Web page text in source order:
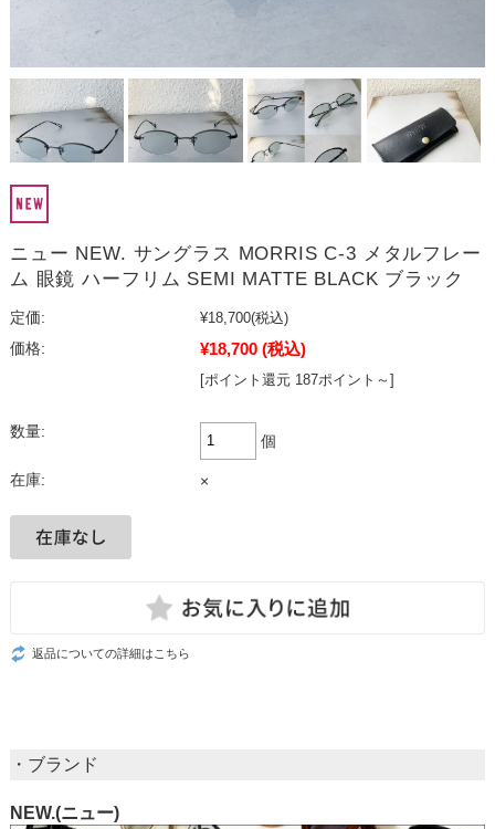
ニュー NEW. サングラス MORRIS C-3 メタルフレー
ム 眼鏡 ハーフリム SEMI MATTE BLACK ブラック
定価: ¥18,700(税込)
価格:
¥18,700 (税込)
[ポイント還元 187ポイント～]
数量:
個
在庫: ×
返品についての詳細はこちら
・ブランド
NEW.(ニュー)